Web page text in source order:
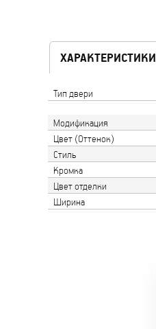
ХАРАКТЕРИСТИКИ
Тип двери
Модификация
Цвет (Оттенок)
Стиль
Кромка
Цвет отделки
Ширина